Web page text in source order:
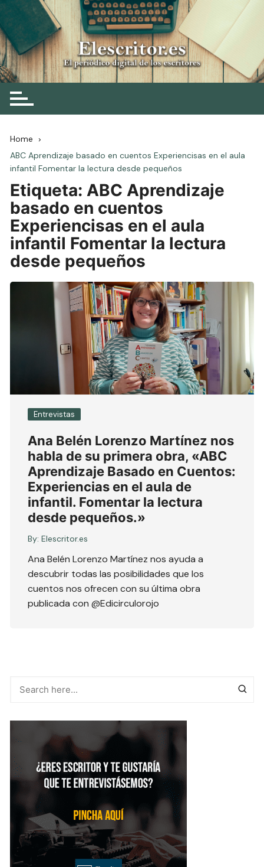
Skip
to
content
Elescritor.es
El periódico digital de los escritores
Home
ABC Aprendizaje basado en cuentos Experiencisas en el aula
infantil Fomentar la lectura desde pequeños
Etiqueta:ABC Aprendizaje
basado en cuentos
Experiencisas en el aula
infantil Fomentar la lectura
desde pequeños
Entrevistas
Ana Belén Lorenzo Martínez nos
habla de su primera obra, «ABC
Aprendizaje Basado en Cuentos:
Experiencias en el aula de
infantil. Fomentar la lectura
desde pequeños.»
By: Elescritor.es
Ana Belén Lorenzo Martínez nos ayuda a
descubrir todas las posibilidades que los
cuentos nos ofrecen con su última obra
publicada con @Edicirculorojo